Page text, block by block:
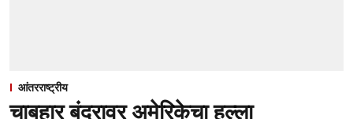
आंतरराष्ट्रीय
चाबहार बंदरावर अमेरिकेचा हल्ला